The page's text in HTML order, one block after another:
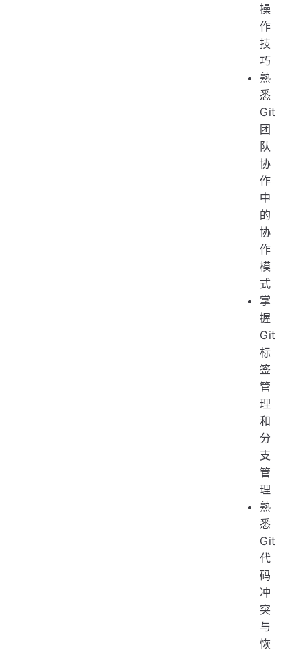
操
作
技
巧
熟
悉
Git
团
队
协
作
中
的
协
作
模
式
掌
握
Git
标
签
管
理
和
分
支
管
理
熟
悉
Git
代
码
冲
突
与
恢